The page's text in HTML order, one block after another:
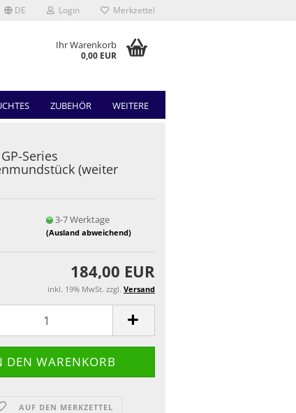
DE Login Merkzettel
Ihr Warenkorb
0,00 EUR
ZUBEHÖR WEITERE
Series
(weiter
3-7 Werktage
(Ausland abweichend)
184,00 EUR
inkl. 19% MwSt. zzgl. Versand
AUF DEN MERKZETTEL